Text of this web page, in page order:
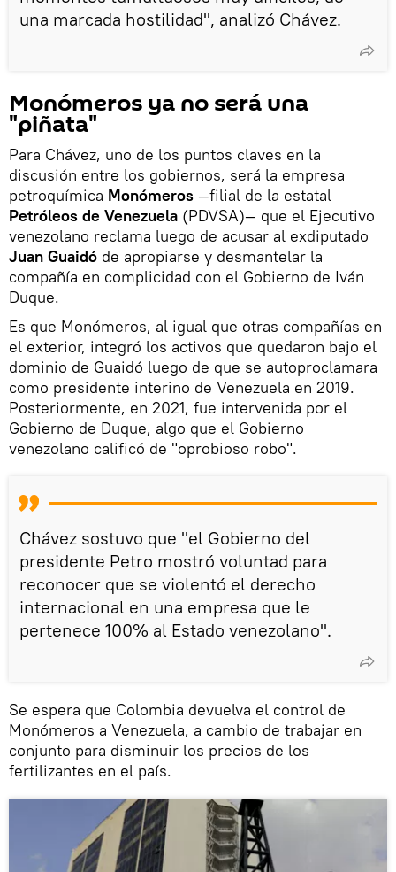
una marcada hostilidad", analizó Chávez.
Monómeros ya no será una
"piñata"
Para Chávez, uno de los puntos claves en la
discusión entre los gobiernos, será la empresa
petroquímica Monómeros —filial de la estatal
Petróleos de Venezuela (PDVSA)— que el Ejecutivo
venezolano reclama luego de acusar al exdiputado
Juan Guaidó de apropiarse y desmantelar la
compañía en complicidad con el Gobierno de Iván
Duque.
Es que Monómeros, al igual que otras compañías en
el exterior, integró los activos que quedaron bajo el
dominio de Guaidó luego de que se autoproclamara
como presidente interino de Venezuela en 2019.
Posteriormente, en 2021, fue intervenida por el
Gobierno de Duque, algo que el Gobierno
venezolano calificó de "oprobioso robo".
Chávez sostuvo que "el Gobierno del
presidente Petro mostró voluntad para
reconocer que se violentó el derecho
internacional en una empresa que le
pertenece 100% al Estado venezolano".
Se espera que Colombia devuelva el control de
Monómeros a Venezuela, a cambio de trabajar en
conjunto para disminuir los precios de los
fertilizantes en el país.